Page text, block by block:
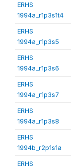
ERHS
1994a_r1p3s1t4
ERHS
1994a_r1p3s5
ERHS
1994a_r1p3s6
ERHS
1994a_r1p3s7
ERHS
1994a_r1p3s8
ERHS
1994b_r2p1s1a
ERHS